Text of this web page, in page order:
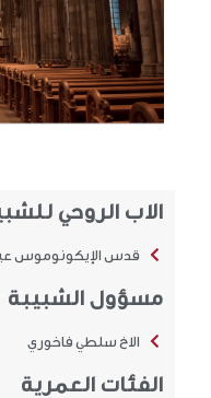
الاب الروحي
قدس الإيكونوموس
مسؤول الشبيبة
الاخ سلطي فاخوري
الفئات العمرية